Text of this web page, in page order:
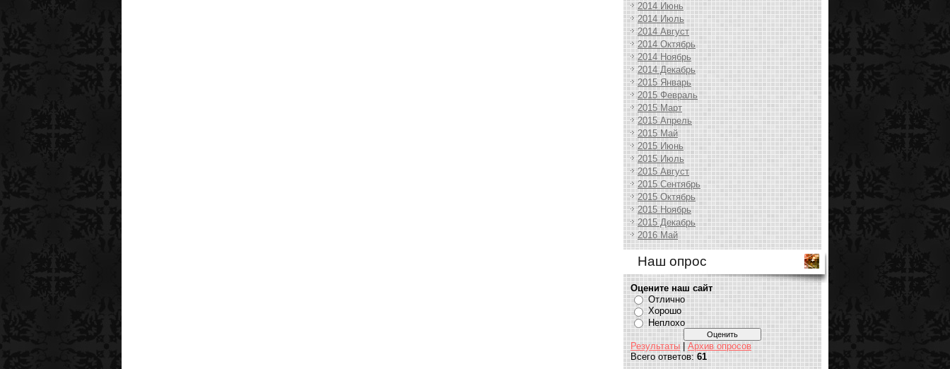
2014 Июнь
2014 Июль
2014 Август
2014 Октябрь
2014 Ноябрь
2014 Декабрь
2015 Январь
2015 Февраль
2015 Март
2015 Апрель
2015 Май
2015 Июнь
2015 Июль
2015 Август
2015 Сентябрь
2015 Октябрь
2015 Ноябрь
2015 Декабрь
2016 Май
Наш опрос
Оцените наш сайт
Отлично
Хорошо
Неплохо
Результаты| Архив опросов
Всего ответов:61